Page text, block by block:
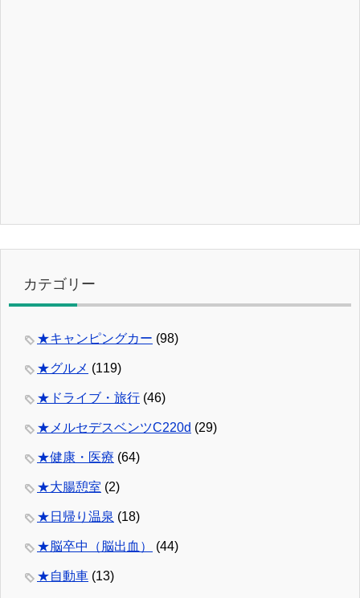
カテゴリー
★キャンピングカー (98)
★グルメ (119)
★ドライブ・旅行 (46)
★メルセデスベンツC220d (29)
★健康・医療 (64)
★大腸憩室 (2)
★日帰り温泉 (18)
★脳卒中（脳出血） (44)
★自動車 (13)